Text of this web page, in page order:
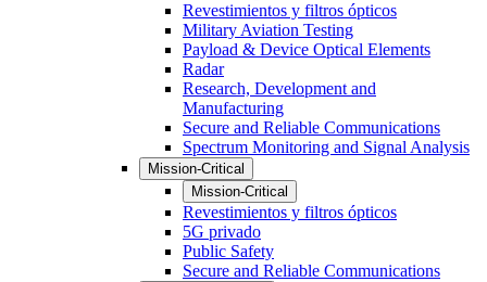
Revestimientos y filtros ópticos
Military Aviation Testing
Payload & Device Optical Elements
Radar
Research, Development and
Manufacturing
Secure and Reliable Communications
Spectrum Monitoring and Signal Analysis
Mission-Critical
Mission-Critical
Revestimientos y filtros ópticos
5G privado
Public Safety
Secure and Reliable Communications